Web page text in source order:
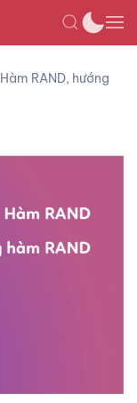
Hàm RAND, hướng